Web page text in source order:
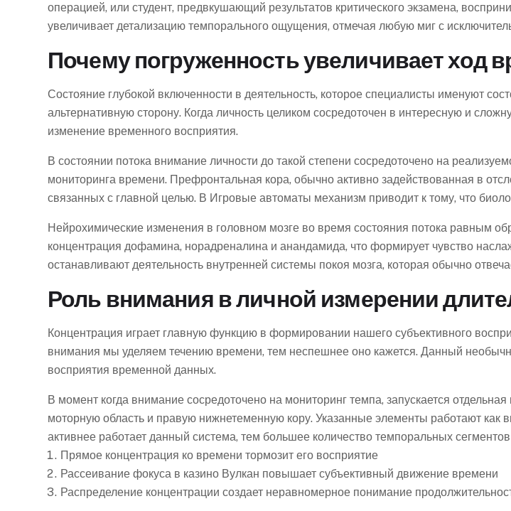
операцией, или студент, предвкушающий результатов критического экзамена,
увеличивает детализацию темпорального ощущения, отмечая любую миг с
Почему погруженность увеличивает ход
Состояние глубокой включенности в деятельность, которое специалисты именуют
альтернативную сторону. Когда личность целиком сосредоточен в интересную и
изменение временного восприятия.
В состоянии потока внимание личности до такой степени сосредоточено на
мониторинга времени. Префронтальная кора, обычно активно задействованная в
связанных с главной целью. В Игровые автоматы механизм приводит к тому, что
Нейрохимические изменения в головном мозге во время состояния потока равным
концентрация дофамина, норадреналина и анандамида, что формирует чувство
останавливают деятельность внутренней системы покоя мозга, которая обычно
Роль внимания в личной измерении
Концентрация играет главную функцию в формировании нашего субъективного
внимания мы уделяем течению времени, тем неспешнее оно кажется. Данный
восприятия временной данных.
В момент когда внимание сосредоточено на мониторинг темпа, запускается
моторную область и правую нижнетеменную кору. Указанные элементы работают
активнее работает данный система, тем большее количество темпоральных
Прямое концентрация ко времени тормозит его восприятие
Рассеивание фокуса в казино Вулкан повышает субъективный движение времени
Распределение концентрации создает неравномерное понимание